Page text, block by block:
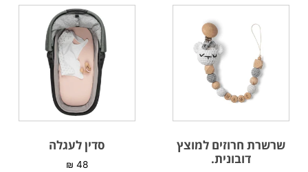
שרשרת חרוזים למוצץ
דובונית.
סדין לעגלה
₪ 48